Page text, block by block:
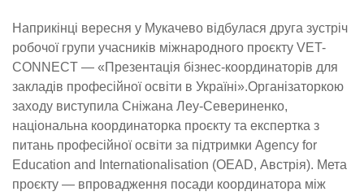
Наприкінці вересня у Мукачево відбулася друга зустріч
робочої групи учасників міжнародного проєкту VET-
CONNECT — «Презентація бізнес-координаторів для
закладів професійної освіти в Україні».Організаторкою
заходу виступила Сніжана Леу-Севериненко,
національна координаторка проєкту та експертка з
питань професійної освіти за підтримки Agency for
Education and Internationalisation (OEAD, Австрія). Мета
проєкту — впровадження посади координатора між